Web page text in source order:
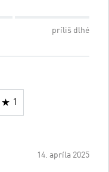
príliš dlhé
1
14. apríla 2025